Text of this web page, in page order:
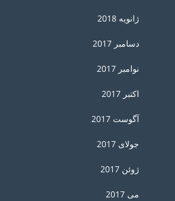
ژانویه 2018
دسامبر 2017
نوامبر 2017
اکتبر 2017
آگوست 2017
جولای 2017
ژوئن 2017
می 2017